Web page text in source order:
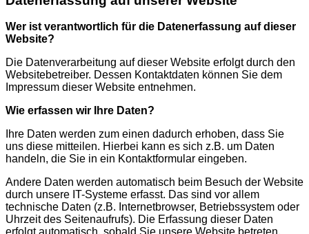
Wer ist verantwortlich für die Datenerfassung auf dieser
Website?
Die Datenverarbeitung auf dieser Website erfolgt durch den
Websitebetreiber. Dessen Kontaktdaten können Sie dem
Impressum dieser Website entnehmen.
Wie erfassen wir Ihre Daten?
Ihre Daten werden zum einen dadurch erhoben, dass Sie
uns diese mitteilen. Hierbei kann es sich z.B. um Daten
handeln, die Sie in ein Kontaktformular eingeben.
Andere Daten werden automatisch beim Besuch der Website
durch unsere IT-Systeme erfasst. Das sind vor allem
technische Daten (z.B. Internetbrowser, Betriebssystem oder
Uhrzeit des Seitenaufrufs). Die Erfassung dieser Daten